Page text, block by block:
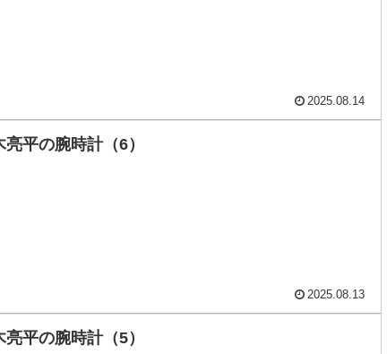
2025.08.14
亮平の腕時計（6）
2025.08.13
亮平の腕時計（5）